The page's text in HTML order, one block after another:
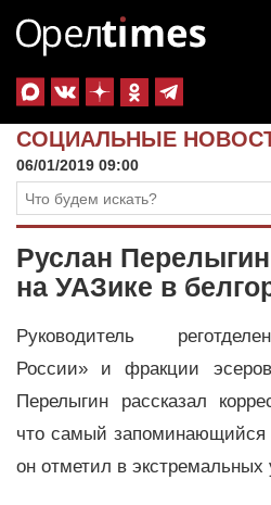
СОЦИАЛЬНЫЕ
06/01/2019 09:00
Руслан
на УАЗике в
Руководитель
России» и фракции
Перелыгин рассказал
что самый запоминающийся
он отметил в экстремальных